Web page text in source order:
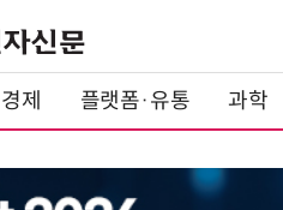
경제 플랫폼·유통 과학